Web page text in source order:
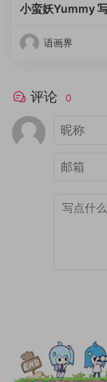
小蛮妖Yummy
语画界
评论 0